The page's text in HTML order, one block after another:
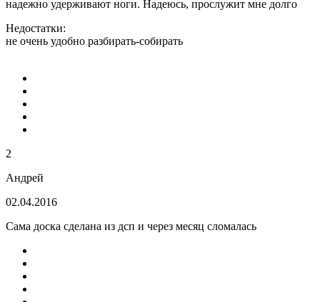
надежно удерживают ноги. Надеюсь, прослужит мне долго
Недостатки:
не очень удобно разбирать-собирать
2
Андрей
02.04.2016
Сама доска сделана из дсп и через месяц сломалась